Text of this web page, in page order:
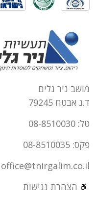
מושב ניר גלים
ד.נ אבטח 79245
טל: 08-8510030
פקס: 08-8510035
office@tnirgalim.co.il
הצהרת נגישות